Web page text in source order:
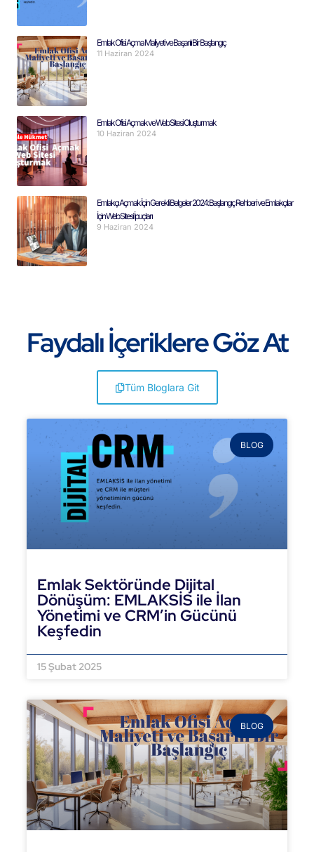
Emlak Ofisi Açma Maliyeti ve Başarılı Bir Başlangıç
11 Haziran 2024
Emlak Ofisi Açmak ve Web Sitesi Oluşturmak
10 Haziran 2024
Emlakçı Açmak İçin Gerekli Belgeler 2024: Başlangıç Rehberi ve Emlakçılar
İçin Web Sitesi İpuçları
9 Haziran 2024
Faydalı İçeriklere Göz At
Tüm Bloglara Git
BLOG
Emlak Sektöründe Dijital
Dönüşüm: EMLAKSİS ile İlan
Yönetimi ve CRM’in Gücünü
Keşfedin
15 Şubat 2025
BLOG